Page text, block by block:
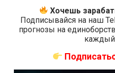
Бои ММА
Аугусто Сакаи –
8 лет тому назад Решит
Хочешь
Подписывайся на наш
прогнозы на